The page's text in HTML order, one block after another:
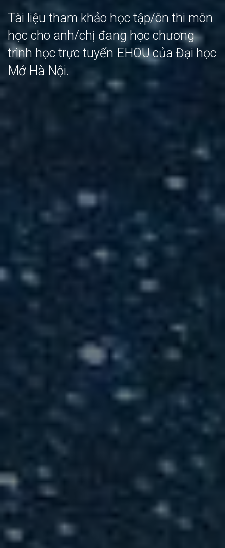
Tài liệu tham khảo học tập/ôn thi môn
học cho anh/chị đang học chương
trình học trực tuyến EHOU của Đại học
Mở Hà Nội.